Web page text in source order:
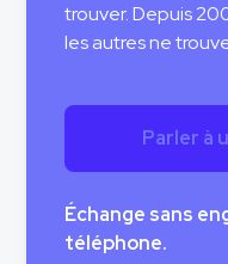
trouver. Depuis
les autres ne
Parler à
Échange sans
téléphone.